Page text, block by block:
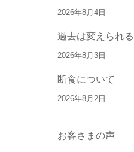
2026年8月4日
過去は変えられる
2026年8月3日
断食について
2026年8月2日
お客さまの声